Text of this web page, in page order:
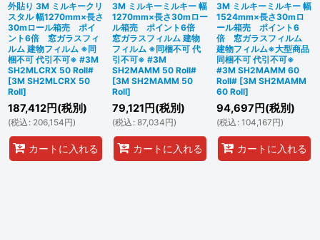
外貼り 3M ミルキークリ
スタル 幅1270mm×長さ
30mロール箱売 ポイ
ント6倍 窓ガラスフィ
ルム 建物フィルム ※同
梱不可 代引不可※ #3M
SH2MLCRX 50 Roll#
[3M SH2MLCRX 50
Roll]
187,412円(税別)
(税込 : 206,154円)
カートに入れる
3M ミルキーミルキー 幅
1270mm×長さ30mロー
ル箱売 ポイント6倍
窓ガラスフィルム 建物
フィルム ※同梱不可 代
引不可※ #3M
SH2MAMM 50 Roll#
[3M SH2MAMM 50
Roll]
79,121 円(税別)
(税込 : 87,034円)
カートに入れる
3M ミルキーミルキー 幅
1524mm×長さ30mロ
ール箱売 ポイント6
倍 窓ガラスフィルム
建物フィルム※大型商品
同梱不可 代引不可※
#3M SH2MAMM 60
Roll# [3M SH2MAMM
60 Roll]
94,697 円(税別)
(税込 : 104,167円)
カートに入れる